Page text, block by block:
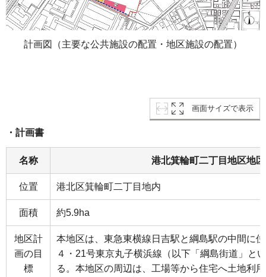
計画図（主要な公共施設の配置・地区施設の配置）
画面サイズで表示
・計画書
名称 港北箕輪町二丁目地区地
位置 港北区箕輪町二丁目地内
面積 約5.9ha
地区計
画の目
標
本地区は、東急東横線日吉駅と綱島駅の中間に
４・21号東京丸子横浜線（以下「綱島街道」と
る。本地区の周辺は、工場等から住宅へ土地利